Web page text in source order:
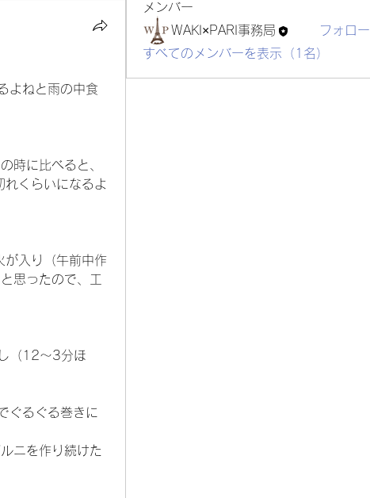
よねと雨の中食
時に比べると、
くらいになるよ
が入り（午前中作
思ったので、工
（12〜3分ほ
ぐるぐる巻きに
ニを作り続けた
メンバー
WAKI×PARI事務局
フォロー
すべてのメンバーを表示（1名）